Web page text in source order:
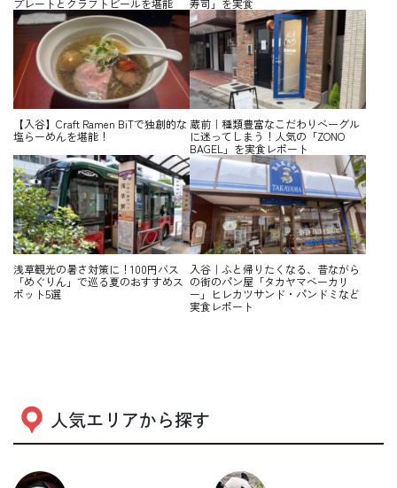
【入谷】Craft Ramen BiTで独創的な
塩らーめんを堪能！
蔵前｜種類豊富なこだわりベーグル
に迷ってしまう！人気の「ZONO
BAGEL」を実食レポート
浅草観光の暑さ対策に！100円バス
「めぐりん」で巡る夏のおすすめス
ポット5選
入谷｜ふと帰りたくなる、昔ながら
の街のパン屋「タカヤマベーカリ
ー」ヒレカツサンド・パンドミなど
実食レポート
人気エリアから探す